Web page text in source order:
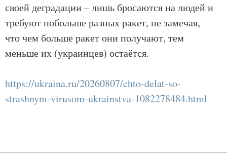
своей деградации – лишь бросаются на людей и
требуют побольше разных ракет, не замечая,
что чем больше ракет они получают, тем
меньше их (украинцев) остаётся.
https://ukraina.ru/20260807/chto-delat-so-
strashnym-virusom-ukrainstva-1082278484.html